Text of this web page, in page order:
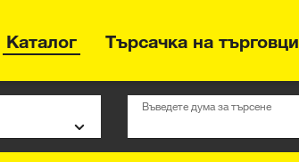
Каталог Търсачка на търговци
Въведете дума за търсене